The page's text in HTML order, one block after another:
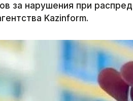
за нарушения при
Kazinform.